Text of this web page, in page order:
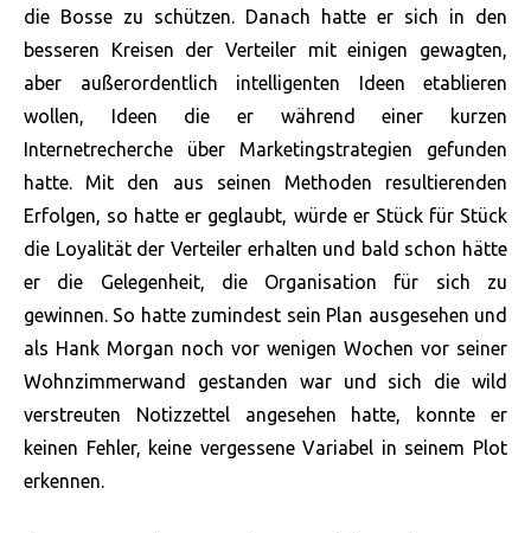
die Bosse zu schützen. Danach hatte er sich in den
besseren Kreisen der Verteiler mit einigen gewagten,
aber außerordentlich intelligenten Ideen etablieren
wollen, Ideen die er während einer kurzen
Internetrecherche über Marketingstrategien gefunden
hatte. Mit den aus seinen Methoden resultierenden
Erfolgen, so hatte er geglaubt, würde er Stück für Stück
die Loyalität der Verteiler erhalten und bald schon hätte
er die Gelegenheit, die Organisation für sich zu
gewinnen. So hatte zumindest sein Plan ausgesehen und
als Hank Morgan noch vor wenigen Wochen vor seiner
Wohnzimmerwand gestanden war und sich die wild
verstreuten Notizzettel angesehen hatte, konnte er
keinen Fehler, keine vergessene Variabel in seinem Plot
erkennen.